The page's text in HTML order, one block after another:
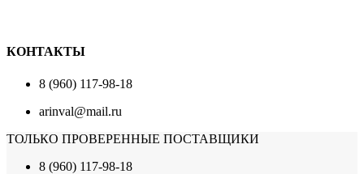
КОНТАКТЫ
8 (960) 117-98-18
arinval@mail.ru
ТОЛЬКО ПРОВЕРЕННЫЕ ПОСТАВЩИКИ
8 (960) 117-98-18